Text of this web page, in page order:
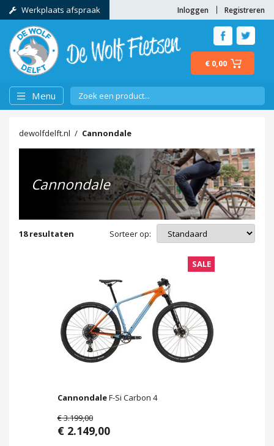
Werkplaats afspraak Registreren
Inloggen
€ 0,00
Menu
dewolfdelft.nl Cannondale
Cannondale
18resultaten Sorteer op:
SALE
CannondaleF-Si Carbon 4
€ 3.199,00
€ 2.149,00